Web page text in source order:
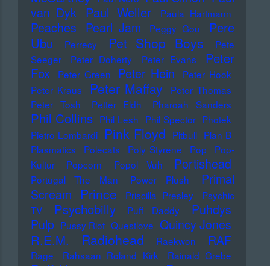
van Dyk Paul Weller Paula Hartmann
Peaches Pearl Jam Peggy Gou
Pere
Ubu
Perrecy Pet Shop Boys
Pete
Seeger
Peter Doherty Peter Evans
Peter
Fox
Peter Green Peter Hein
Peter Hook
Peter Kraus
Peter Maffay
Peter Thomas
Peter Tosh
Petter Eldh Pharoah Sanders
Phil Collins Phil Lesh Phil Spector Photek
Pietro Lombardi
Pink Floyd Pitbull Plan B
Plasmatics
Polecats Poly Styrene Pop
Pop-
Kultur
Popcorn Popol Vuh Portishead
Portugal The Man Power Plush
Primal
Scream
Prince Priscilla Presley
Psychic
TV
Psychobilly Puff Daddy
Puhdys
Pulp Pussy Riot Questlove Quincy Jones
R.E.M. Radiohead Raekwon RAF
Rage Rahsaan Roland Kirk Rainald Grebe